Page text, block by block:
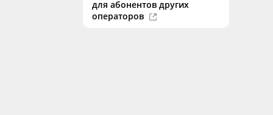
для абонентов других
операторов